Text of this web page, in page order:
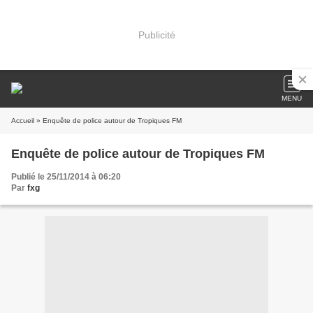
Publicité
MENU
Accueil » Enquête de police autour de Tropiques FM
Enquête de police autour de Tropiques FM
Publié le 25/11/2014 à 06:20
Par fxg